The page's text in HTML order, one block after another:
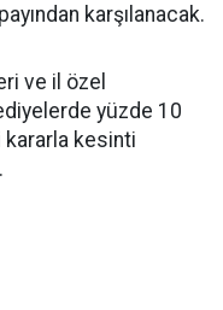
karşılanacak.
ve il özel
yüzde 10
kararla kesinti